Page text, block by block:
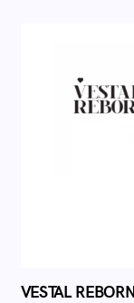
VESTAL REBORN